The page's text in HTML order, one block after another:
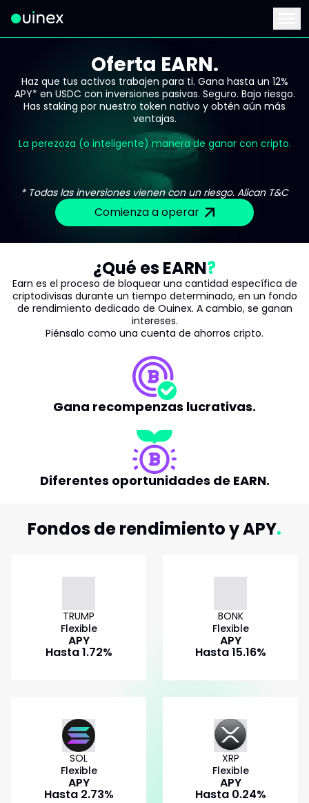
Este es el logo y al hacer clic te redirige a la página de inicio
Oferta EARN.
Haz que tus activos trabajen para ti. Gana hasta un 12%
APY* en USDC con inversiones pasivas. Seguro. Bajo riesgo.
Has staking por nuestro token nativo y obtén aún más
ventajas.
La perezoza (o inteligente) manera de ganar con cripto.
* Todas las inversiones vienen con un riesgo. Alican T&C
Comienza a operar
¿Qué es EARN
Earn es el proceso de bloquear una cantidad específica de
criptodivisas durante un tiempo determinado, en un fondo
de rendimiento dedicado de Ouinex. A cambio, se ganan
intereses.
Piénsalo como una cuenta de ahorros cripto.
Gana recompenzas lucrativas.
Diferentes oportunidades de EARN.
Fondos de rendimiento y APY
TRUMP
Flexible
APY
Hasta1.72%
BONK
Flexible
APY
Hasta15.16%
SOL
Flexible
APY
Hasta 2.73%
XRP
Flexible
APY
Hasta 0.24%